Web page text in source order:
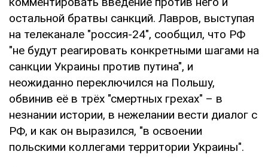
остальной братвы санкций. Лавров, выступая
на телеканале "россия-24", сообщил, что РФ
"не будут реагировать конкретными шагами на
санкции Украины против путина", и
неожиданно переключился на Польшу,
обвинив её в трёх "смертных грехах" – в
незнании истории, в нежелании вести диалог с
РФ, и как он выразился, "в освоении
польскими коллегами территории Украины".